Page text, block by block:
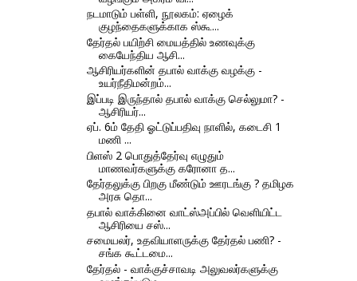
நடமாடும் பள்ளி, நூலகம்: ஏழைக்
குழந்தைகளுக்காக ஸ்கூ...
தேர்தல்‌ பயிற்சி மையத்தில்‌ உணவுக்கு
கையேந்திய ஆசி...
ஆசிரியர்களின் தபால் வாக்கு வழக்கு -
உயர்நீதிமன்றம்...
இப்படி இருந்தால் தபால் வாக்கு செல்லுமா? -
ஆசிரியர்...
ஏப்‌. 6ம்‌ தேதி ஓட்டுப்பதிவு நாளில்‌, கடைசி 1
மணி ...
பிளஸ் 2 பொதுத்தேர்வு எழுதும்
மாணவர்களுக்கு கரோனா த...
தேர்தலுக்கு பிறகு மீண்டும் ஊரடங்கு ? தமிழக
அரசு தொ...
தபால் வாக்கினை வாட்ஸ்அப்பில் வெளியிட்ட
ஆசிரியை சஸ்...
சமையலர், உதவியாளருக்கு தேர்தல் பணி? -
சங்க கூட்டமை...
தேர்தல் - வாக்குச்சாவடி அலுவலர்களுக்கு